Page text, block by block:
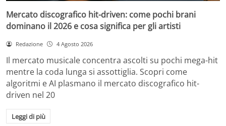
Mercato discografico hit-driven: come pochi brani
dominano il 2026 e cosa significa per gli artisti
Redazione 4 Agosto 2026
Il mercato musicale concentra ascolti su pochi mega-hit
mentre la coda lunga si assottiglia. Scopri come
algoritmi e AI plasmano il mercato discografico hit-
driven nel 20
Leggi di più